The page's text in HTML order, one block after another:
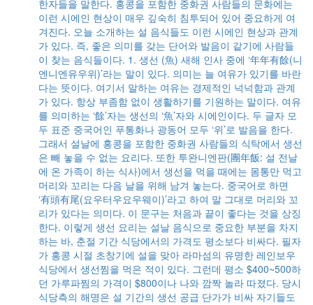
한자들을 말한다. 홍콩을 포함한 중화권 사람들의 문화에는
이런 시에인 현상이 매우 깊숙히 침투되어 있어 중요하게 여
겨진다. 오늘 소개하는 설 음식들도 이런 시에인 현상과 관계
가 있다. 즉, 좋은 의미를 갖는 단어와 발음이 같기에 사람들
이 찾는 음식들이다. 1. 생선 (魚) 새해 인사 중에 ‘年年有餘(니
엔니엔유우위)’라는 말이 있다. 의미는 늘 여유가 있기를 바란
다는 뜻이다. 여기서 말하는 여유는 경제적인 넉넉함과 관계
가 있다. 항상 부좀함 없이 생활하기를 기원하는 말이다. 여유
를 의미하는 ‘餘’자는 생선의 ‘魚’자와 시에인이다. 두 글자 모
두 표준 중국어인 푸통화나 광동어 모두 ‘위’로 발음을 한다.
그래서 설날에 홍콩을 포함한 중화권 사람들의 식탁에서 생선
은 빼 놓을 수 없는 요리다. 또한 투완니엔판(團年飯: 설 전날
에 온 가족이 하는 식사)에서 생선을 먹을 때에는 몸통만 먹고
머리와 꼬리는 다음 날을 위해 남겨 놓는다. 중국어로 하면
‘有頭有尾(요우터우요우웨이)’라고 하여 말 그대로 머리와 꼬
리가 있다는 의미다. 이 문구는 처음과 끝이 좋다는 것을 상징
한다. 이렇게 생선 요리는 설날 음식으로 중요한 부분을 차지
하는 바, 춘절 기간 식당에서의 가격도 평소보다 비싸다. 필자
가 홍콩 시절 초창기에 설을 맞아 라마섬의 유명한 레인보우
식당에서 생선찜을 먹은 적이 있다. 그런데 평소 $400~500하
던 가루파찜의 가격이 $800이나 나와 깜짝 놀라 따졌다. 당시
식당측의 해명은 설 기간의 생선 공급 단가가 비싸 자기들도